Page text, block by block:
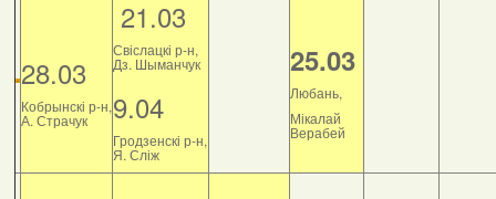
28.03
Кобрынскі р-н,
А. Страчук
21.03
Свіслацкі р-н,
Дз. Шыманчук
9.04
Гродзенскі р-н,
Я. Сліж
25.03
Любань,
Мікалай
Верабей